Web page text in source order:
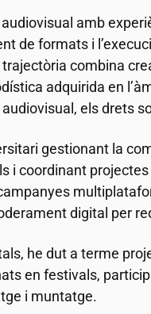
amb
de formats i
combina
adquirida en
els drets
gestionant la
i coordinant
digital per
he dut a terme
en festivals,
i muntatge.